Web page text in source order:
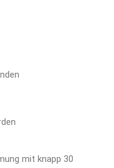
mit knapp 30